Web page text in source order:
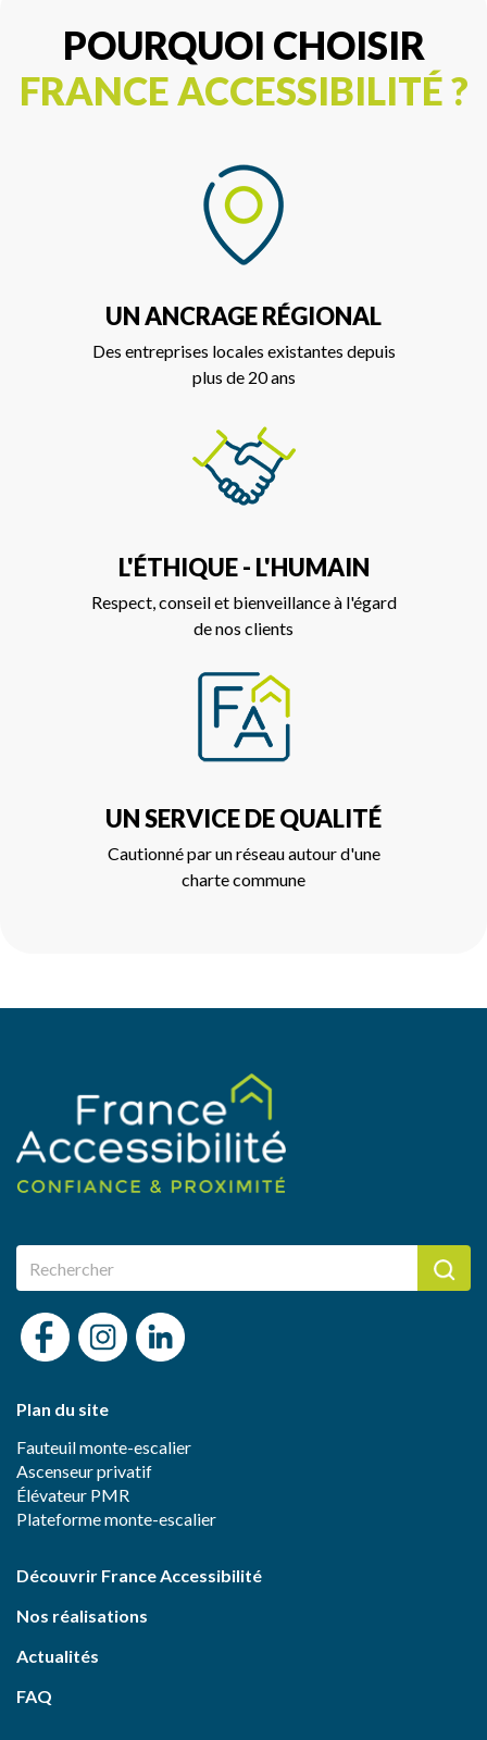
POURQUOI CHOISIR
FRANCE ACCESSIBILITÉ ?
UN ANCRAGE RÉGIONAL
Des entreprises locales existantes depuis
plus de 20 ans
L'ÉTHIQUE - L'HUMAIN
Respect, conseil et bienveillance à l'égard
de nos clients
UN SERVICE DE QUALITÉ
Cautionné par un réseau autour d'une
charte commune
Plan du site
Fauteuil monte-escalier
Ascenseur privatif
Élévateur PMR
Plateforme monte-escalier
Découvrir France Accessibilité
Nos réalisations
Actualités
FAQ